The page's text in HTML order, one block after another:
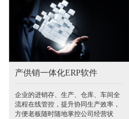
产供销一体化ERP软件
企业的进销存、生产、仓库、车间全
流程在线管控，提升协同生产效率，
方便老板随时随地掌控公司经营状